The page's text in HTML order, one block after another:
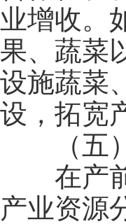
业增收。
果、蔬菜
设施蔬菜
设，拓宽
（五）
在产前
产业资源